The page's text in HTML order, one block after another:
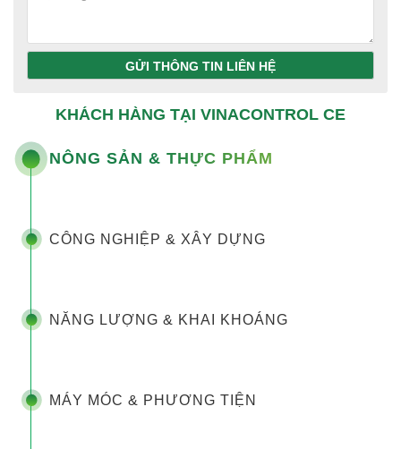
GỬI THÔNG TIN LIÊN HỆ
KHÁCH HÀNG TẠI VINACONTROL CE
NÔNG SẢN & THỰC PHẨM
CÔNG NGHIỆP & XÂY DỰNG
NĂNG LƯỢNG & KHAI KHOÁNG
MÁY MÓC & PHƯƠNG TIỆN